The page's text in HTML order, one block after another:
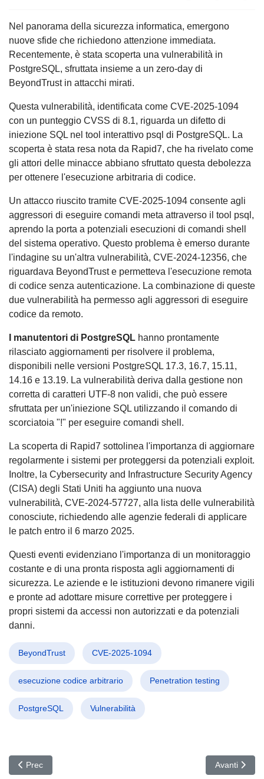
Nel panorama della sicurezza informatica, emergono
nuove sfide che richiedono attenzione immediata.
Recentemente, è stata scoperta una vulnerabilità in
PostgreSQL, sfruttata insieme a un zero-day di
BeyondTrust in attacchi mirati.
Questa vulnerabilità, identificata come CVE-2025-1094
con un punteggio CVSS di 8.1, riguarda un difetto di
iniezione SQL nel tool interattivo psql di PostgreSQL. La
scoperta è stata resa nota da Rapid7, che ha rivelato come
gli attori delle minacce abbiano sfruttato questa debolezza
per ottenere l'esecuzione arbitraria di codice.
Un attacco riuscito tramite CVE-2025-1094 consente agli
aggressori di eseguire comandi meta attraverso il tool psql,
aprendo la porta a potenziali esecuzioni di comandi shell
del sistema operativo. Questo problema è emerso durante
l'indagine su un'altra vulnerabilità, CVE-2024-12356, che
riguardava BeyondTrust e permetteva l'esecuzione remota
di codice senza autenticazione. La combinazione di queste
due vulnerabilità ha permesso agli aggressori di eseguire
codice da remoto.
I manutentori di PostgreSQL hanno prontamente
rilasciato aggiornamenti per risolvere il problema,
disponibili nelle versioni PostgreSQL 17.3, 16.7, 15.11,
14.16 e 13.19. La vulnerabilità deriva dalla gestione non
corretta di caratteri UTF-8 non validi, che può essere
sfruttata per un'iniezione SQL utilizzando il comando di
scorciatoia "!" per eseguire comandi shell.
La scoperta di Rapid7 sottolinea l'importanza di aggiornare
regolarmente i sistemi per proteggersi da potenziali exploit.
Inoltre, la Cybersecurity and Infrastructure Security Agency
(CISA) degli Stati Uniti ha aggiunto una nuova
vulnerabilità, CVE-2024-57727, alla lista delle vulnerabilità
conosciute, richiedendo alle agenzie federali di applicare
le patch entro il 6 marzo 2025.
Questi eventi evidenziano l'importanza di un monitoraggio
costante e di una pronta risposta agli aggiornamenti di
sicurezza. Le aziende e le istituzioni devono rimanere vigili
e pronte ad adottare misure correttive per proteggere i
propri sistemi da accessi non autorizzati e da potenziali
danni.
BeyondTrust CVE-2025-1094
esecuzione codice arbitrario Penetration testing
PostgreSQL Vulnerabilità
Articolo precedente: Cyber Attacco al Ministero Sudamericano:
Prec Articolo
Avanti